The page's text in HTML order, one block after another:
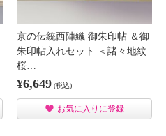
京の伝統西陣織 御朱印帖 ＆御
朱印帖入れセット ＜諸々地紋
桜…
¥6,649 (税込)
お気に入りに登録